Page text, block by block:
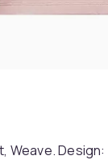
Weave.